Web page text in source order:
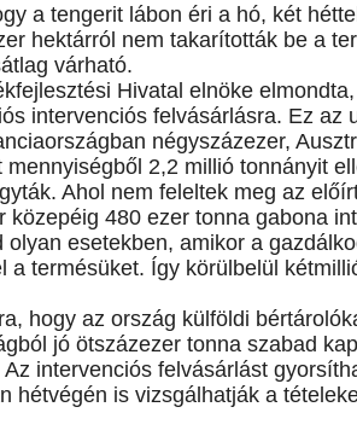
a tengerit lábon éri a hó, két
hektárról nem takarították be a
várható.
Hivatal elnöke
intervenciós felvásárlásra. Ez az
négyszázezer,
2,2 millió tonnányit
Ahol nem feleltek meg az
480 ezer tonna gabona
esetekben, amikor a
a termésüket. Így körülbelül
hogy az ország külföldi
jó ötszázezer tonna szabad
intervenciós felvásárlást
hétvégén is vizsgálhatják a